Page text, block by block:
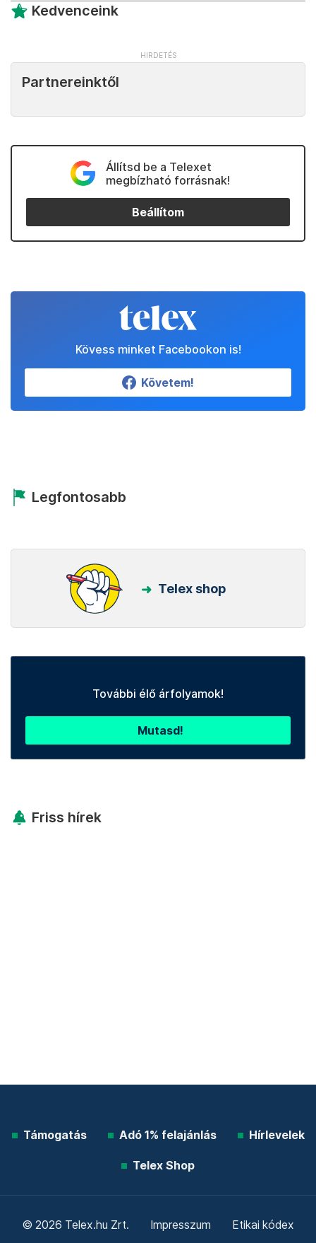
Kedvenceink
Partnereinktől
Állítsd be a Telexet
megbízható forrásnak!
Beállítom
Kövess minket Facebookon is!
Követem!
Legfontosabb
Telex shop
További élő árfolyamok!
Mutasd!
Friss hírek
Támogatás Adó 1% felajánlás Hírlevelek
Telex Shop
© 2026 Telex.hu Zrt. Impresszum Etikai kódex